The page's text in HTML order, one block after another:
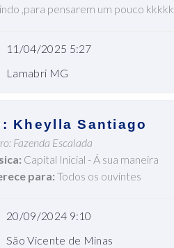
,para pensarem um pouco kkkkk
11/04/2025 5:27
Lamabri MG
Kheylla Santiago
Fazenda Escalada
Capital Inicial - Á sua maneira
para: Todos os ouvintes
20/09/2024 9:10
São Vicente de Minas